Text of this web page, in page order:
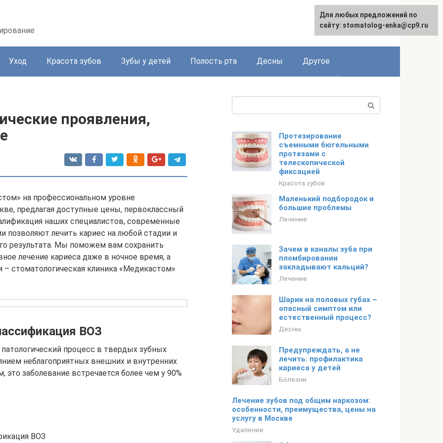
Уход Красота зубов Зубы у детей Полость рта Десны Другое
проявления,
на профессиональном уровне
предлагая доступные цены, первоклассный
наших специалистов, современные
позволяют лечить кариес на любой стадии и
результата. Мы поможем вам сохранить
лечение кариеса даже в ночное время, а
стоматологическая клиника «Медикастом»
ВОЗ
процесс в твердых зубных
неблагоприятных внешних и внутренних
заболевание встречается более чем у 90%
ВОЗ
Протезирование
съемными бюгельными
протезами с
телескопической
фиксацией
Красота зубов
Маленький подбородок и
большие проблемы
Лечение
Зачем в каналы зуба при
пломбировании
закладывают кальций?
Лечение
Шарик на половых губах –
опасный симптом или
естественный процесс?
Десны
Предупреждать, а не
лечить: профилактика
кариеса у детей
Болезни
Лечение зубов под общим наркозом:
особенности, преимущества, цены на
услугу в Москве
Удаление
Для любых предложений по
сайту: stomatolog-enka@cp9.ru